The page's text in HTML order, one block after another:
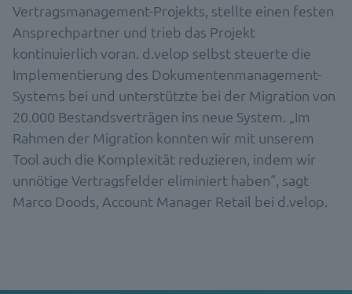
Vertragsmanagement-Projekts, stellte einen festen
Ansprechpartner und trieb das Projekt
kontinuierlich voran. d.velop selbst steuerte die
Implementierung des Dokumentenmanagement-
Systems bei und unterstützte bei der Migration von
20.000 Bestandsverträgen ins neue System. „Im
Rahmen der Migration konnten wir mit unserem
Tool auch die Komplexität reduzieren, indem wir
unnötige Vertragsfelder eliminiert haben“, sagt
Marco Doods, Account Manager Retail bei d.velop.